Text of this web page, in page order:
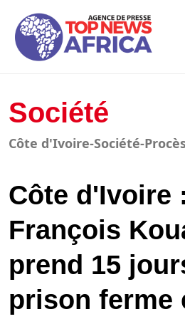
Société
Côte d'Ivoire-Société-
Côte d'Ivoire
François
prend 15
prison ferme